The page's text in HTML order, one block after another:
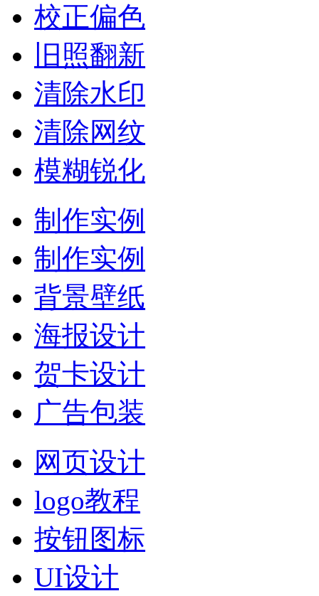
校正偏色
旧照翻新
清除水印
清除网纹
模糊锐化
制作实例
制作实例
背景壁纸
海报设计
贺卡设计
广告包装
网页设计
logo教程
按钮图标
UI设计